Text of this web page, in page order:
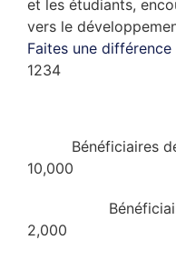
et les étudiants,
vers le
Faites une différence
1234
Bénéficiaires
10,000
2,000